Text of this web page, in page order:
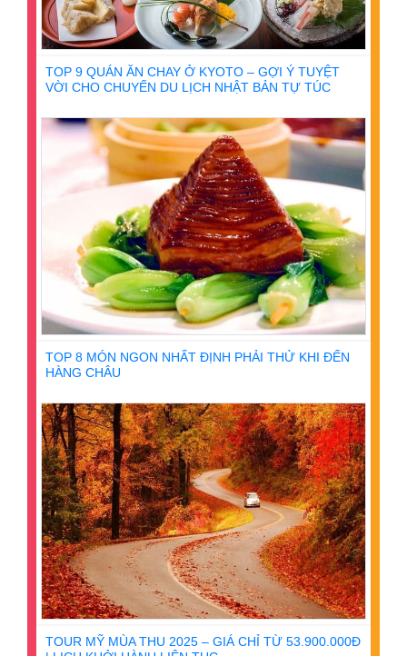
TOP 9 QUÁN ĂN CHAY Ở KYOTO – GỢI Ý TUYỆT
VỜI CHO CHUYẾN DU LỊCH NHẬT BẢN TỰ TÚC
TOP 8 MÓN NGON NHẤT ĐỊNH PHẢI THỬ KHI ĐẾN
HÀNG CHÂU
TOUR MỸ MÙA THU 2025 – GIÁ CHỈ TỪ 53.900.000Đ